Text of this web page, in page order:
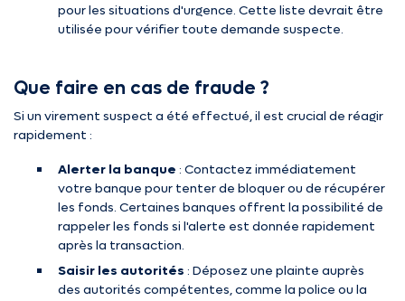
pour les situations d'urgence. Cette liste devrait être
utilisée pour vérifier toute demande suspecte.
Que faire en cas de fraude ?
Si un virement suspect a été effectué, il est crucial de réagir
rapidement :
Alerter la banque : Contactez immédiatement
votre banque pour tenter de bloquer ou de récupérer
les fonds. Certaines banques offrent la possibilité de
rappeler les fonds si l'alerte est donnée rapidement
après la transaction.
Saisir les autorités : Déposez une plainte auprès
des autorités compétentes, comme la police ou la